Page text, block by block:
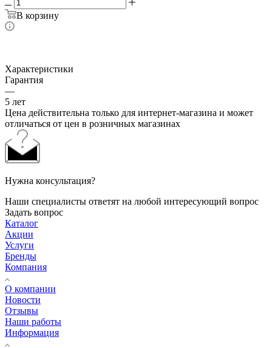
В корзину
Характеристики
Гарантия
—
5 лет
Цена действительна только для интернет-магазина и может
отличаться от цен в розничных магазинах
Нужна консультация?
Наши специалисты ответят на любой интересующий вопрос
Задать вопрос
Каталог
Акции
Услуги
Бренды
Компания
О компании
Новости
Отзывы
Наши работы
Информация